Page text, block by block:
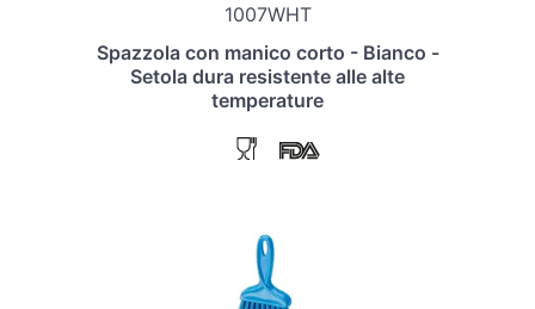
1007WHT
Spazzola con manico corto - Bianco -
Setola dura resistente alle alte
temperature